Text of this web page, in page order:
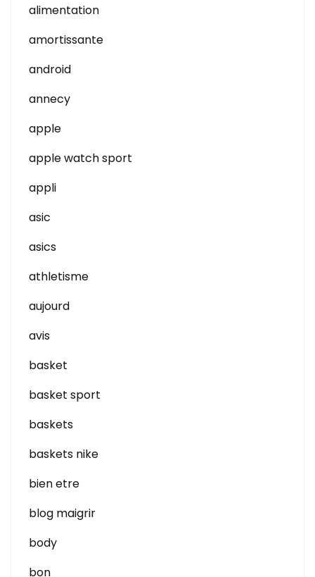
alimentation
amortissante
android
annecy
apple
apple watch sport
appli
asic
asics
athletisme
aujourd
avis
basket
basket sport
baskets
baskets nike
bien etre
blog maigrir
body
bon